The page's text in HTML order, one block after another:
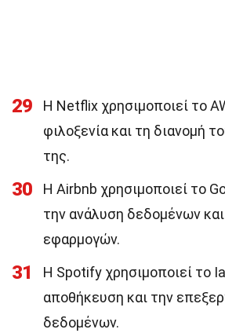
29
Η Netflix χρησιμοποιεί το
φιλοξενία και τη διανομή
της.
30
Η Airbnb χρησιμοποιεί το
την ανάλυση δεδομένων
εφαρμογών.
31
Η Spotify χρησιμοποιεί το
αποθήκευση και την
δεδομένων.